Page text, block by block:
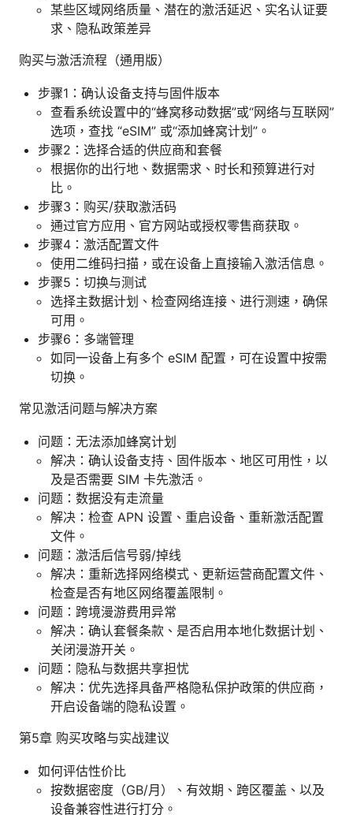
某些区域网络质量、潜在的激活延迟、实名认证要
求、隐私政策差异
购买与激活流程（通用版）
步骤1：确认设备支持与固件版本
查看系统设置中的“蜂窝移动数据”或“网络与互联网”
选项，查找 “eSIM” 或“添加蜂窝计划”。
步骤2：选择合适的供应商和套餐
根据你的出行地、数据需求、时长和预算进行对
比。
步骤3：购买/获取激活码
通过官方应用、官方网站或授权零售商获取。
步骤4：激活配置文件
使用二维码扫描，或在设备上直接输入激活信息。
步骤5：切换与测试
选择主数据计划、检查网络连接、进行测速，确保
可用。
步骤6：多端管理
如同一设备上有多个 eSIM 配置，可在设置中按需
切换。
常见激活问题与解决方案
问题：无法添加蜂窝计划
解决：确认设备支持、固件版本、地区可用性，以
及是否需要 SIM 卡先激活。
问题：数据没有走流量
解决：检查 APN 设置、重启设备、重新激活配置
文件。
问题：激活后信号弱/掉线
解决：重新选择网络模式、更新运营商配置文件、
检查是否有地区网络覆盖限制。
问题：跨境漫游费用异常
解决：确认套餐条款、是否启用本地化数据计划、
关闭漫游开关。
问题：隐私与数据共享担忧
解决：优先选择具备严格隐私保护政策的供应商，
开启设备端的隐私设置。
第5章 购买攻略与实战建议
如何评估性价比
按数据密度（GB/月）、有效期、跨区覆盖、以及
设备兼容性进行打分。